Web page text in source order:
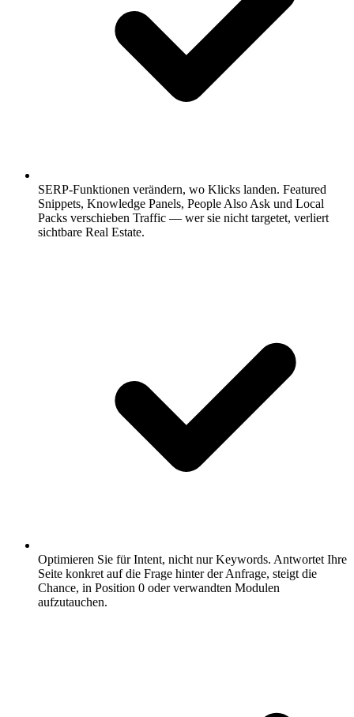
SERP-Funktionen verändern, wo Klicks landen. Featured
Snippets, Knowledge Panels, People Also Ask und Local
Packs verschieben Traffic — wer sie nicht targetet, verliert
sichtbare Real Estate.
Optimieren Sie für Intent, nicht nur Keywords. Antwortet Ihre
Seite konkret auf die Frage hinter der Anfrage, steigt die
Chance, in Position 0 oder verwandten Modulen
aufzutauchen.